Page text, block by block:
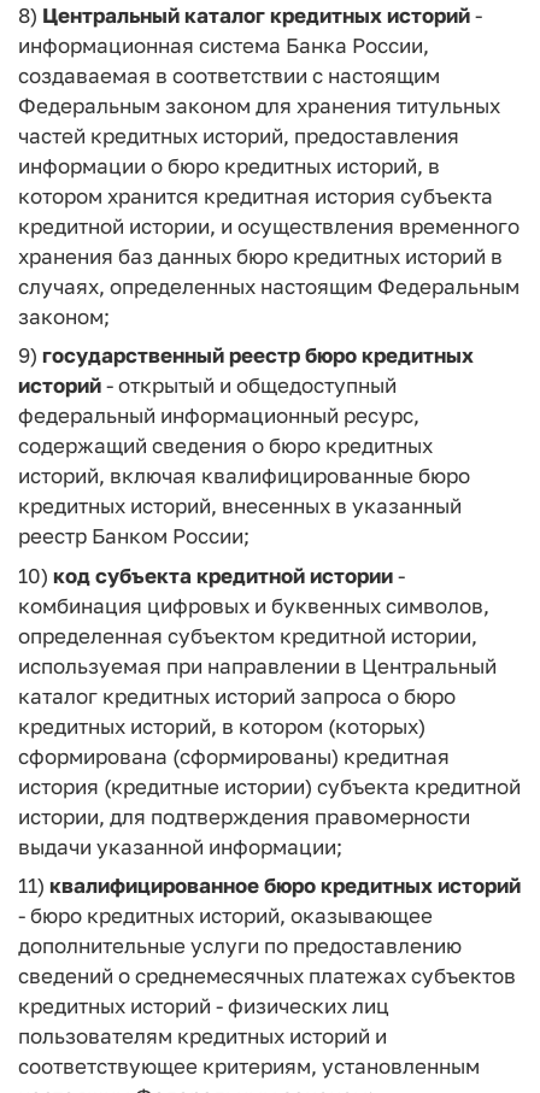
8) Центральный каталог кредитных историй-
информационная система Банка России,
создаваемая в соответствии с настоящим
Федеральным законом для хранения титульных
частей кредитных историй, предоставления
информации о бюро кредитных историй, в
котором хранится кредитная история субъекта
кредитной истории, и осуществления временного
хранения баз данных бюро кредитных историй в
случаях, определенных настоящим Федеральным
законом;
9) государственный реестр бюро кредитных
историй- открытый и общедоступный
федеральный информационный ресурс,
содержащий сведения о бюро кредитных
историй, включая квалифицированные бюро
кредитных историй, внесенных в указанный
реестр Банком России;
10) код субъекта кредитной истории-
комбинация цифровых и буквенных символов,
определенная субъектом кредитной истории,
используемая при направлении в Центральный
каталог кредитных историй запроса о бюро
кредитных историй, в котором (которых)
сформирована (сформированы) кредитная
история (кредитные истории) субъекта кредитной
истории, для подтверждения правомерности
выдачи указанной информации;
11) квалифицированное бюро кредитных историй
- бюро кредитных историй, оказывающее
дополнительные услуги по предоставлению
сведений о среднемесячных платежах субъектов
кредитных историй - физических лиц
пользователям кредитных историй и
соответствующее критериям, установленным